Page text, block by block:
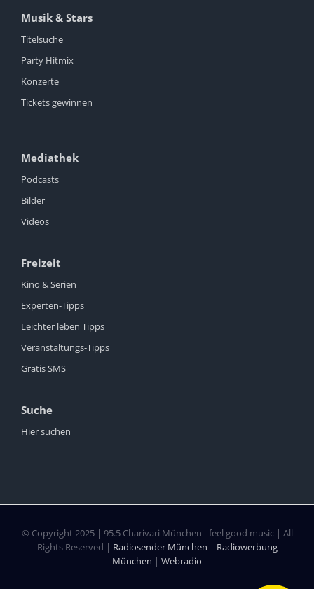
Musik & Stars
Titelsuche
Party Hitmix
Konzerte
Tickets gewinnen
Mediathek
Podcasts
Bilder
Videos
Freizeit
Kino & Serien
Experten-Tipps
Leichter leben Tipps
Veranstaltungs-Tipps
Gratis SMS
Suche
Hier suchen
© Copyright 2025 | 95.5 Charivari München - feel good music | All
Rights Reserved | Radiosender München | Radiowerbung
München | Webradio